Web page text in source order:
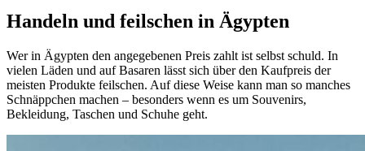
Handeln und feilschen in Ägypten
Wer in Ägypten den angegebenen Preis zahlt ist selbst schuld. In
vielen Läden und auf Basaren lässt sich über den Kaufpreis der
meisten Produkte feilschen. Auf diese Weise kann man so manches
Schnäppchen machen – besonders wenn es um Souvenirs,
Bekleidung, Taschen und Schuhe geht.